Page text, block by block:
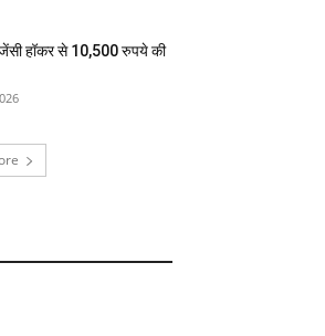
हॉकर से 10,500 रुपये की